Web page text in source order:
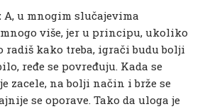
A, u mnogim slučajevima
više, jer u principu, ukoliko
radiš kako treba, igrači budu bolji
ređe se povređuju. Kada se
zacele, na bolji način i brže se
se oporave. Tako da uloga je